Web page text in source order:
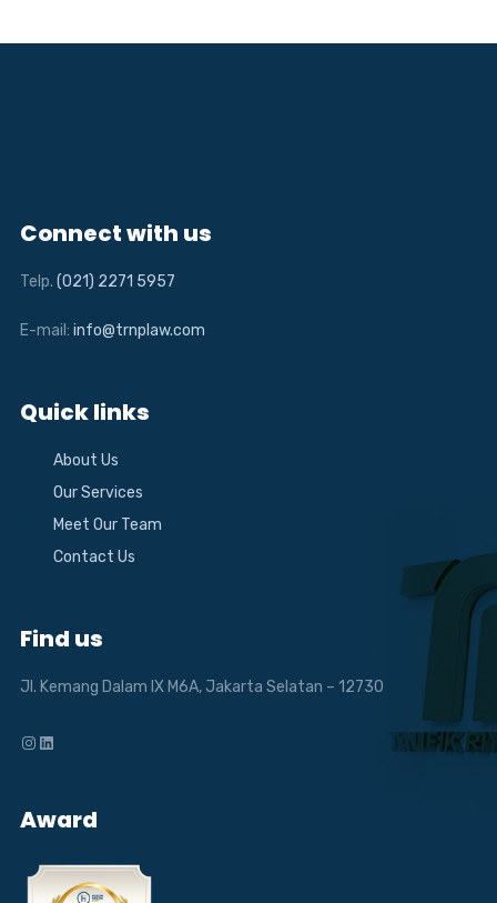
Connect with us
Telp. (021) 2271 5957
E-mail: info@trnplaw.com
Quick links
About Us
Our Services
Meet Our Team
Contact Us
Find us
Jl. Kemang Dalam IX M6A, Jakarta Selatan – 12730
Instagram
LinkedIn
Award